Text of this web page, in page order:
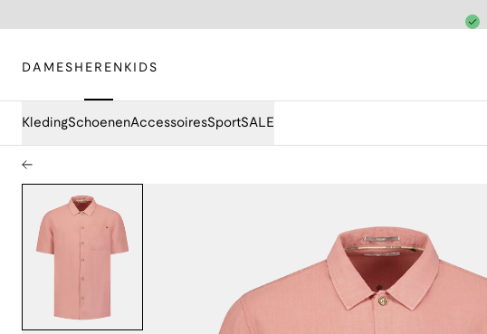
DAMES HEREN KIDS
KledingSchoenenAccessoiresSportSALE